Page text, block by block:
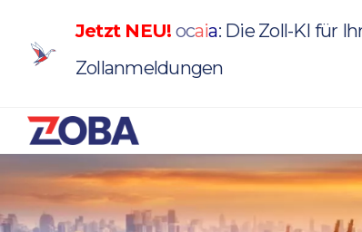
Jetzt NEU! ocaia: Die Zoll-KI für
Zollanmeldungen